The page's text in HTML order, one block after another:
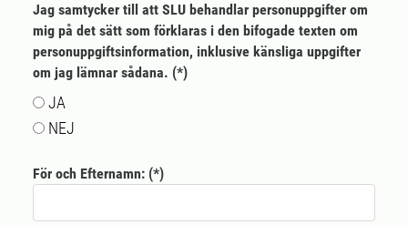
Jag samtycker till att SLU behandlar personuppgifter om
mig på det sätt som förklaras i den bifogade texten om
personuppgiftsinformation, inklusive känsliga uppgifter
om jag lämnar sådana.
JA
NEJ
För och Efternamn: